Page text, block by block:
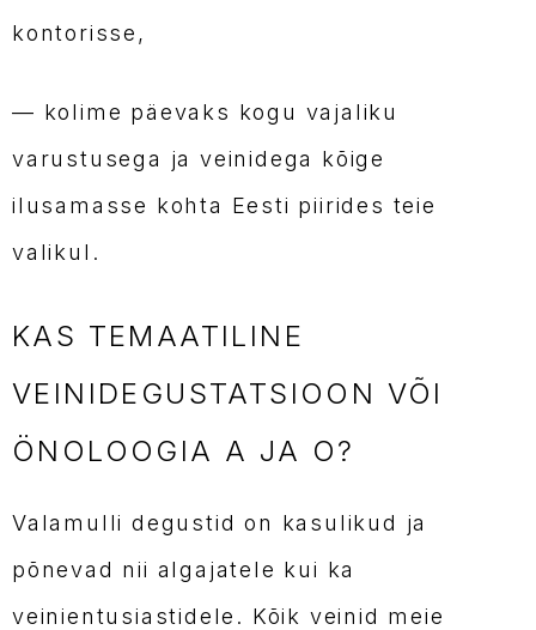
kontorisse,
— kolime päevaks kogu vajaliku
varustusega ja veinidega kõige
ilusamasse kohta Eesti piirides teie
valikul.
KAS TEMAATILINE
VEINIDEGUSTATSIOON VÕI
ÖNOLOOGIA A JA O?
Valamulli degustid on kasulikud ja
põnevad nii algajatele kui ka
veinientusiastidele. Kõik veinid meie